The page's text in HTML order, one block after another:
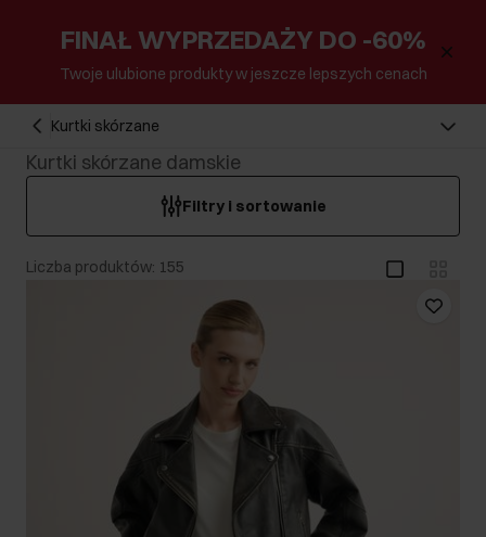
FINAŁ WYPRZEDAŻY DO -60%
Twoje ulubione produkty w jeszcze lepszych cenach
Kurtki skórzane
Kurtki skórzane damskie
Filtry i sortowanie
Liczba produktów: 155